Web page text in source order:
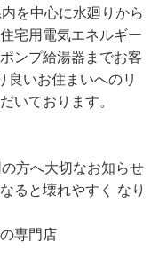
を中心に水廻りから
宅用電気エネルギー
ンプ給湯器までお客
良いお住まいへのリ
いております。
方へ大切なお知らせ
ると壊れやすく なり
専門店